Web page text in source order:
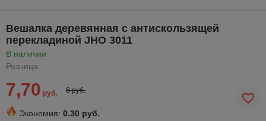
Вешалка деревянная с антискользящей
перекладиной JHО 3011
В наличии
Розница
7,70 руб. 8 руб.
Экономия: 0.30 руб.